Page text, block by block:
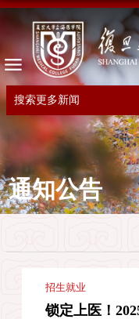
通知公告
招生就业
锁定上医！